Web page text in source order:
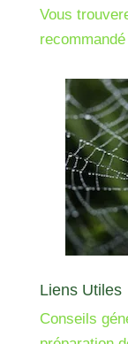
Vous
Liens Utiles
Conseils